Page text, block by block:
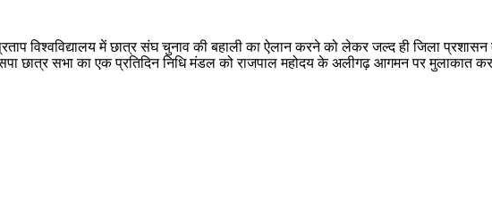
विश्वविद्यालय में छात्र संघ चुनाव की बहाली का ऐलान करने को लेकर जल्द ही जिला प्रशासन
छात्र सभा का एक प्रतिदिन निधि मंडल को राजपाल महोदय के अलीगढ़ आगमन पर मुलाकात